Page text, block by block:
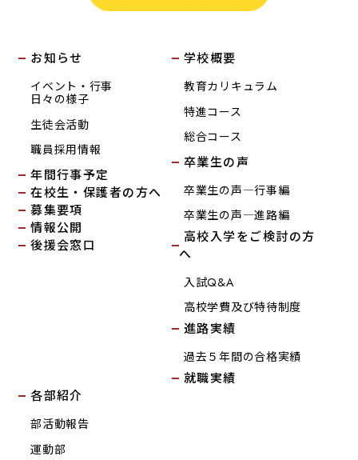
お知らせ
イベント・行事
日々の様子
生徒会活動
職員採用情報
年間行事予定
在校生・保護者の方へ
募集要項
情報公開
後援会窓口
学校概要
教育カリキュラム
特進コース
総合コース
卒業生の声
卒業生の声―行事編
卒業生の声―進路編
高校入学をご検討の方
へ
入試Q&A
高校学費及び特待制度
進路実績
過去５年間の合格実績
就職実績
各部紹介
部活動報告
運動部